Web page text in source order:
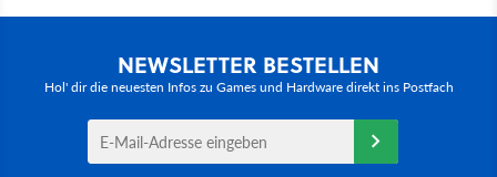
NEWSLETTER BESTELLEN
Hol' dir die neuesten Infos zu Games und Hardware direkt ins Postfach